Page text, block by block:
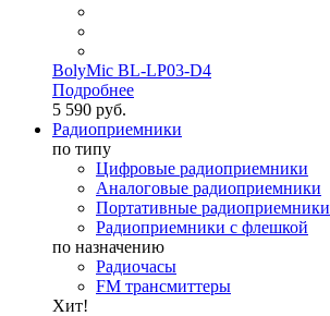
BolyMic BL-LP03-D4
Подробнее
5 590 руб.
Радиоприемники
по типу
Цифровые радиоприемники
Аналоговые радиоприемники
Портативные радиоприемники
Радиоприемники с флешкой
по назначению
Радиочасы
FM трансмиттеры
Хит!